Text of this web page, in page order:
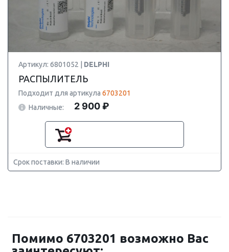
Артикул: 6801052 | DELPHI
РАСПЫЛИТЕЛЬ
Подходит для артикула 6703201
Наличные:
2 900 ₽
Срок поставки: В наличии
Помимо 6703201 возможно Вас